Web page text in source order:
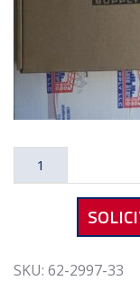
Nitrile
SKU: 62-2997-33